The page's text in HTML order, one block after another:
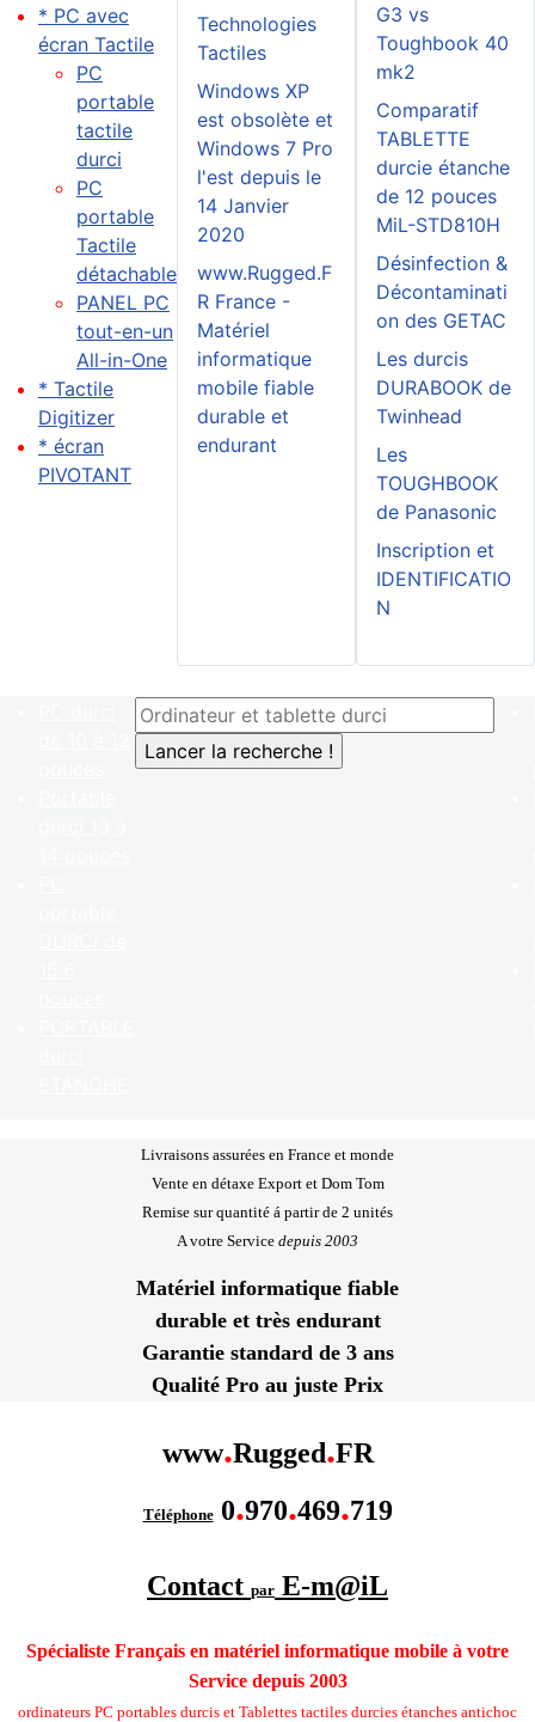
* PC avec
écran Tactile
PC
portable
tactile
durci
PC
portable
Tactile
détachable
PANEL PC
tout-en-un
All-in-One
* Tactile
Digitizer
* écran
PIVOTANT
Technologies
Tactiles
Windows XP
est obsolète et
Windows 7 Pro
l'est depuis le
14 Janvier
2020
www.Rugged.F
R France -
Matériel
informatique
mobile fiable
durable et
endurant
G3 vs
Toughbook 40
mk2
Comparatif
TABLETTE
durcie étanche
de 12 pouces
MiL-STD810H
Désinfection &
Décontaminati
on des GETAC
Les durcis
DURABOOK de
Twinhead
Les
TOUGHBOOK
de Panasonic
Inscription et
IDENTIFICATIO
N
Livraisons assurées en France et monde
Vente en détaxe Export et Dom Tom
Remise sur quantité á partir de 2 unités
A votre Service depuis 2003
Matériel informatique fiable
durable et très endurant
Garantie standard de 3 ans
Qualité Pro au juste Prix
www.Rugged.FR
Téléphone0.970.469.719
Contact par E-m@iL
Spécialiste Français en matériel informatique mobile à votre
Service depuis 2003
ordinateurs PC portables durcis et Tablettes tactiles durcies étanches antichoc